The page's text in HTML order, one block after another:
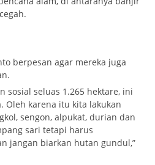
berpesan agar mereka juga
sosial seluas 1.265 hektare, ini
Oleh karena itu kita lakukan
sengon, alpukat, durian dan
sari tetapi harus
jangan biarkan hutan gundul,”